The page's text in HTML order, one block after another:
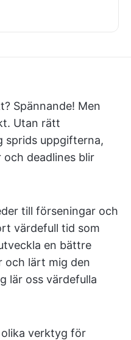
Spännande! Men
Utan rätt
sprids uppgifterna,
deadlines blir
till förseningar och
värdefull tid som
en bättre
och lärt mig den
lär oss värdefulla
verktyg för